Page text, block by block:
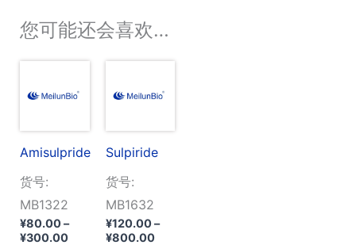
您可能还会喜欢…
Amisulpride
货号:
MB1322
¥80.00–
¥300.00价
Sulpiride
货号:
MB1632
¥120.00 –
¥800.00价